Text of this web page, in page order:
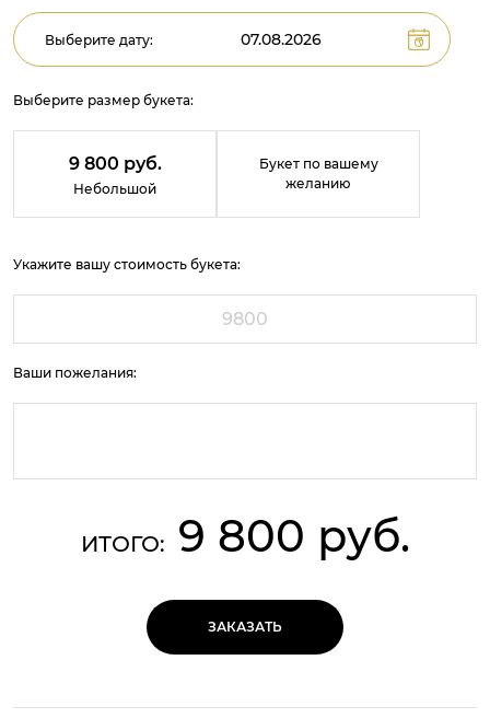
Выберите дату:
Выберите размер букета:
9 800 руб.
Небольшой
Букет по вашему
желанию
Укажите вашу стоимость букета:
Ваши пожелания:
ИТОГО: 9 800 руб.
ЗАКАЗАТЬ